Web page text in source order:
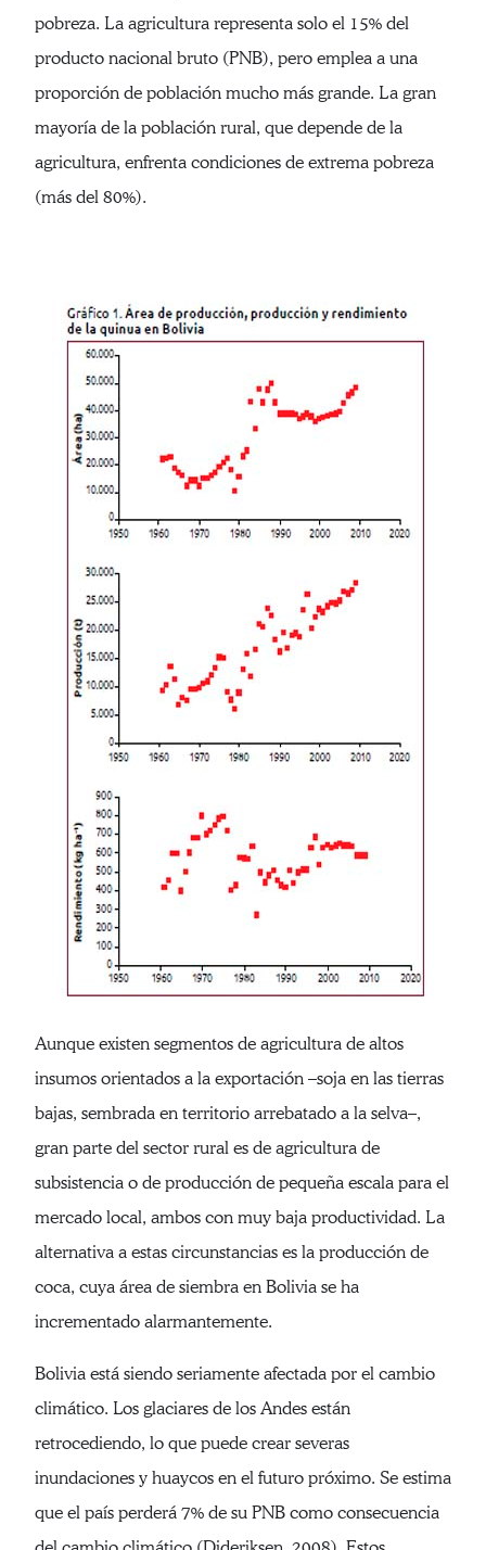
pobreza. La agricultura representa solo el 15% del
producto nacional bruto (PNB), pero emplea a una
proporción de población mucho más grande. La gran
mayoría de la población rural, que depende de la
agricultura, enfrenta condiciones de extrema pobreza
(más del 80%).
Aunque existen segmentos de agricultura de altos
insumos orientados a la exportación –soja en las tierras
bajas, sembrada en territorio arrebatado a la selva–,
gran parte del sector rural es de agricultura de
subsistencia o de producción de pequeña escala para el
mercado local, ambos con muy baja productividad. La
alternativa a estas circunstancias es la producción de
coca, cuya área de siembra en Bolivia se ha
incrementado alarmantemente.
Bolivia está siendo seriamente afectada por el cambio
climático. Los glaciares de los Andes están
retrocediendo, lo que puede crear severas
inundaciones y huaycos en el futuro próximo. Se estima
que el país perderá 7% de su PNB como consecuencia